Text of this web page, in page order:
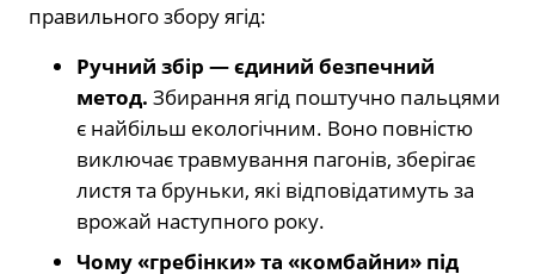
правильного збору ягід:
Ручний збір — єдиний безпечний
метод. Збирання ягід поштучно пальцями
є найбільш екологічним. Воно повністю
виключає травмування пагонів, зберігає
листя та бруньки, які відповідатимуть за
врожай наступного року.
Чому «гребінки» та «комбайни» під